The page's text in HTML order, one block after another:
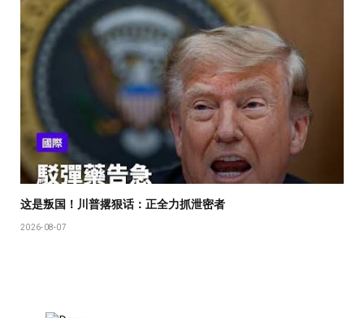
这是叛国！川普撂狠话：正全力抓泄密者
2026-08-07